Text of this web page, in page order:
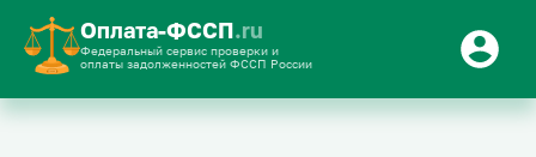
Оплата-ФССП.ru
Федеральный сервис проверки и
оплаты задолженностей ФССП России